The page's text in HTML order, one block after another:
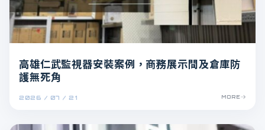
2026 / 07 / 21
高雄仁武監視器安裝案例，商務展示間及倉庫防
護無死角
MORE